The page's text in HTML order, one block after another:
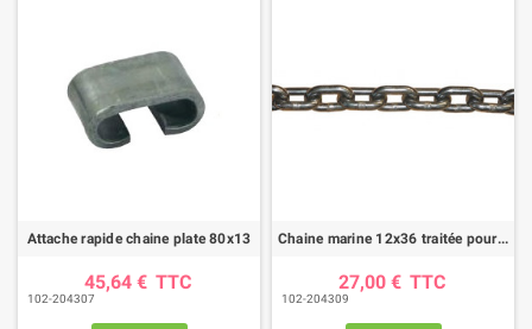
Attache rapide chaine plate 80x13
45,64 € TTC
102-204307
Chaine marine 12x36 traitée pour épandeur
27,00 € TTC
102-204309